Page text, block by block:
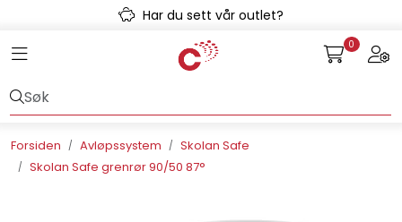
Skip to main contentHar du sett vår outlet?
Toggle navigation 0
Forsiden Avløpssystem
Skolan Safe
Skolan Safe grenrør 90/50 87°
Kulvert